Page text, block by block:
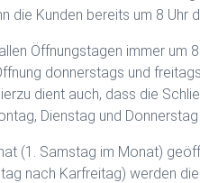
die Kunden bereits um 8 Uhr
Öffnungstagen immer um
donnerstags und
dient auch, dass die
Dienstag und
(1. Samstag im Monat)
nach Karfreitag) werden